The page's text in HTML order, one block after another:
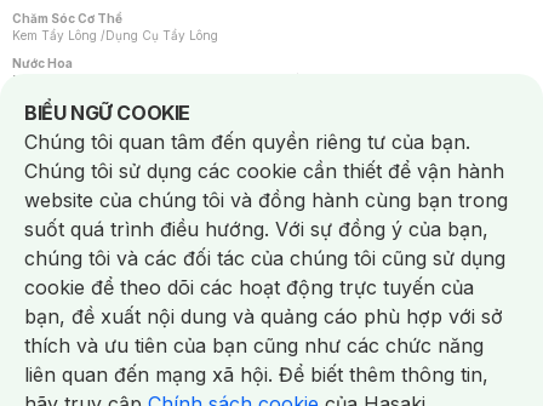
Chăm Sóc Cơ Thể
Kem Tẩy Lông /Dụng Cụ Tẩy Lông
Nước Hoa
Nước Hoa Nữ
Chăm Sóc Cá Nhân
Chống Muỗi /Khẩu Trang /Máy Massage/Mặt Nạ Xông Hơi /Nước Rửa Tay/
Sản Phẩm Chăm Sóc Khác /Bàn Chải Đánh Răng /Bàn Chải Điện/
Hỗ Trợ Trắng Răng/Kem Đánh Răng /Máy Tăm Nước/ Nước Súc Miệng/
Tăm / Chỉ Nha Khoa/ Xịt Thơm Miệng / Dung Dịch Vệ Sinh/Dưỡng Vùng Kín/
Khăn Ướt Vệ Sinh Vùng Kín/Băng Vệ Sinh/Tampon/Bọt Cạo Râu /Dao Cạo Râu/
Máy Cạo Râu
Vấn Đề Về Da
Da Dầu / Lỗ Chân Lông To/ Da Khô / Mất Nước/ Da Lão Hóa/ Da Mụn/
Da Nhạy Cảm / Kích Ứng
Da Xỉn Màu Thâm / Nám / Tàn Nhang
Quầng Thâm & Bọng Mắt /Sẹo /Viêm Da Cơ Địa
Dụng Cụ / Phụ Kiện Chăm Sóc Da
Bông Tẩy Trang
Khăn Lau Mặt Khô Dụng Cụ / Máy Rửa Mặt Máy Chăm Sóc Da
Dụng Cụ Chăm Sóc Khác
BIỂU NGỮ COOKIE
Notice about cookies usage
Chúng tôi quan tâm đến quyền riêng tư của bạn.
Chúng tôi sử dụng các cookie cần thiết để vận hành
website của chúng tôi và đồng hành cùng bạn trong
suốt quá trình điều hướng. Với sự đồng ý của bạn,
chúng tôi và các đối tác của chúng tôi cũng sử dụng
cookie để theo dõi các hoạt động trực tuyến của
bạn, đề xuất nội dung và quảng cáo phù hợp với sở
thích và ưu tiên của bạn cũng như các chức năng
liên quan đến mạng xã hội. Để biết thêm thông tin,